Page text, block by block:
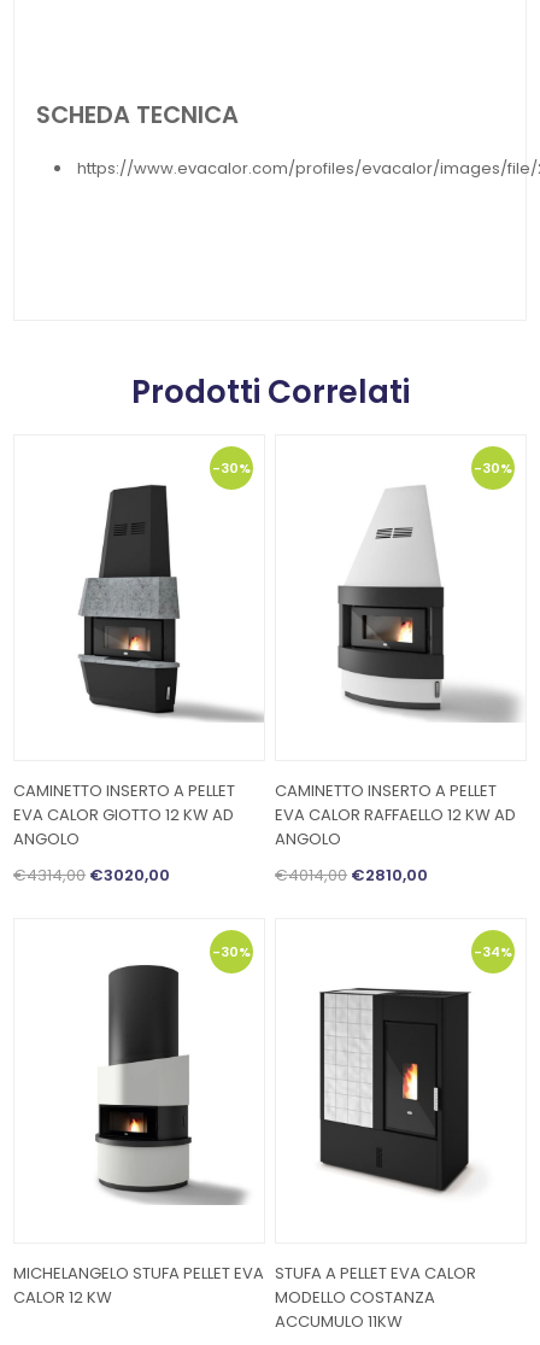
SCHEDA TECNICA
https://www.evacalor.com/profiles/evacalor/images/file/
Prodotti Correlati
-30%
CAMINETTO INSERTO A PELLET
EVA CALOR GIOTTO 12 KW AD
ANGOLO
€4314,00 €3020,00
-30%
CAMINETTO INSERTO A PELLET
EVA CALOR RAFFAELLO 12 KW AD
ANGOLO
€4014,00€2810,00
-30%
MICHELANGELO STUFA PELLET EVA
CALOR 12 KW
-34%
STUFA A PELLET EVA CALOR
MODELLO COSTANZA
ACCUMULO 11KW